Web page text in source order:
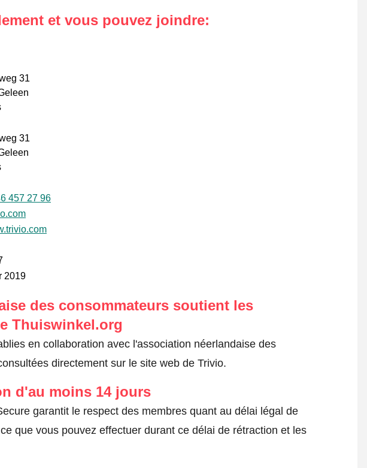
et vous pouvez joindre:
31
31
457 27 96
2019
des consommateurs soutient les
Thuiswinkel.org
en collaboration avec l'association néerlandaise des
directement sur le site web de Trivio.
d'au moins 14 jours
garantit le respect des membres quant au délai légal de
que vous pouvez effectuer durant ce délai de rétraction et les